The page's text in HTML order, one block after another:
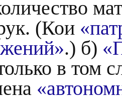
(Кои
.) б)
в том